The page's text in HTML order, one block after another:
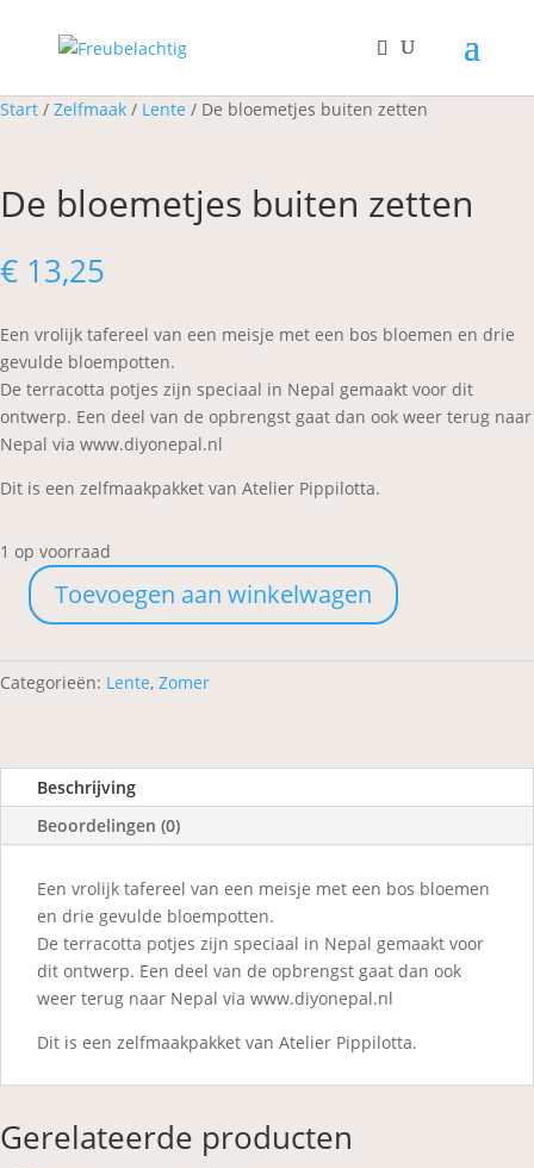
Start / Zelfmaak / Lente / De bloemetjes buiten zetten
De bloemetjes buiten zetten
€ 13,25
Een vrolijk tafereel van een meisje met een bos bloemen en drie
gevulde bloempotten.
De terracotta potjes zijn speciaal in Nepal gemaakt voor dit
ontwerp. Een deel van de opbrengst gaat dan ook weer terug naar
Nepal via www.diyonepal.nl
Dit is een zelfmaakpakket van Atelier Pippilotta.
1 op voorraad
zetten
Toevoegen aan winkelwagen
Categorieën: Lente, Zomer
Beschrijving
Beoordelingen (0)
Een vrolijk tafereel van een meisje met een bos bloemen
en drie gevulde bloempotten.
De terracotta potjes zijn speciaal in Nepal gemaakt voor
dit ontwerp. Een deel van de opbrengst gaat dan ook
weer terug naar Nepal via www.diyonepal.nl
Dit is een zelfmaakpakket van Atelier Pippilotta.
Gerelateerde producten